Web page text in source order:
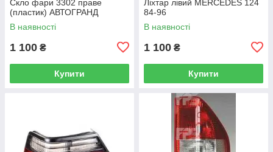
Скло фари 3302 праве
(пластик) АВТОГРАНД
В наявності
1 100 ₴
Купити
Ліхтар лівий MERCEDES 124
84-96
В наявності
1 100 ₴
Купити